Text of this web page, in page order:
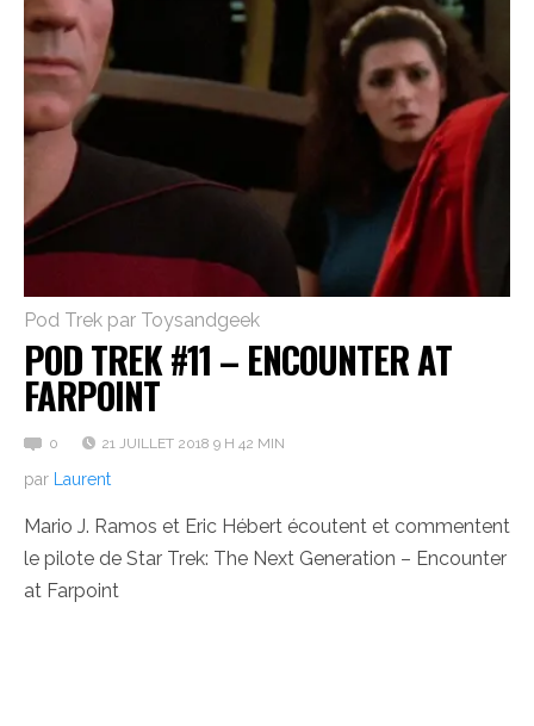
Pod Trek par Toysandgeek
POD TREK #11 – ENCOUNTER AT
FARPOINT
0 21 JUILLET 2018 9 H 42 MIN
par Laurent
Mario J. Ramos et Eric Hébert écoutent et commentent
le pilote de Star Trek: The Next Generation – Encounter
at Farpoint